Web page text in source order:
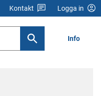
Kontakt Logga in
Info